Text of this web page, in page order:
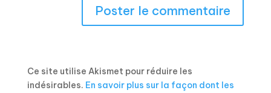
Ce site utilise Akismet pour réduire les
indésirables. En savoir plus sur la façon dont les